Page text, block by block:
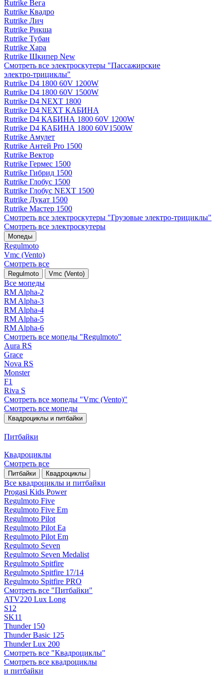
Rutrike Вега
Rutrike Квадро
Rutrike Лич
Rutrike Рикша
Rutrike Тубан
Rutrike Хара
Rutrike Шкипер New
Смотреть все электро­скутеры "Пассажирские
электро‑трициклы"
Rutrike D4 1800 60V 1200W
Rutrike D4 1800 60V 1500W
Rutrike D4 NEXT 1800
Rutrike D4 NEXT КАБИНА
Rutrike D4 КАБИНА 1800 60V 1200W
Rutrike D4 КАБИНА 1800 60V1500W
Rutrike Амулет
Rutrike Антей Pro 1500
Rutrike Вектор
Rutrike Гермес 1500
Rutrike Гибрид 1500
Rutrike Глобус 1500
Rutrike Глобус NEXT 1500
Rutrike Дукат 1500
Rutrike Мастер 1500
Смотреть все электро­скутеры "Грузовые электро‑трициклы"
Смотреть все электро­скутеры
Мопеды
Regulmoto
Vmc (Vento)
Смотреть все
Regulmoto Vmc (Vento)
Все мопеды
RM Alpha-2
RM Alpha-3
RM Alpha-4
RM Alpha-5
RM Alpha-6
Смотреть все мопеды "Regulmoto"
Aura RS
Grace
Nova RS
Monster
F1
Riva S
Смотреть все мопеды "Vmc (Vento)"
Смотреть все мопеды
Квадроциклы и питбайки
Питбайки
Квадроциклы
Смотреть все
Питбайки Квадроциклы
Все квадроциклы и питбайки
Progasi Kids Power
Regulmoto Five
Regulmoto Five Em
Regulmoto Pilot
Regulmoto Pilot Ea
Regulmoto Pilot Em
Regulmoto Seven
Regulmoto Seven Medalist
Regulmoto Spitfire
Regulmoto Spitfire 17/14
Regulmoto Spitfire PRO
Смотреть все "Питбайки"
ATV220 Lux Long
S12
SK11
Thunder 150
Thunder Basic 125
Thunder Lux 200
Смотреть все "Квадроциклы"
Смотреть все квадроциклы
и питбайки